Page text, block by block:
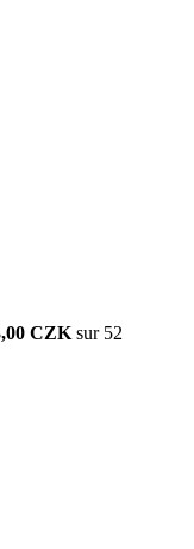
CZK sur 52